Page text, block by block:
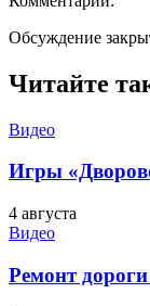
Обсуждение
Читайте
Видео
Игры
4 августа
Видео
Ремонт